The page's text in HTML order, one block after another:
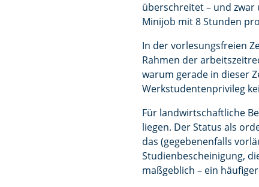
überschreitet – und zwar
Minijob mit 8 Stunden
In der vorlesungsfreien
Rahmen der
warum gerade in dieser
Werkstudentenprivileg
Für landwirtschaftliche
liegen. Der Status als
das (gegebenenfalls
Studienbescheinigung,
maßgeblich – ein